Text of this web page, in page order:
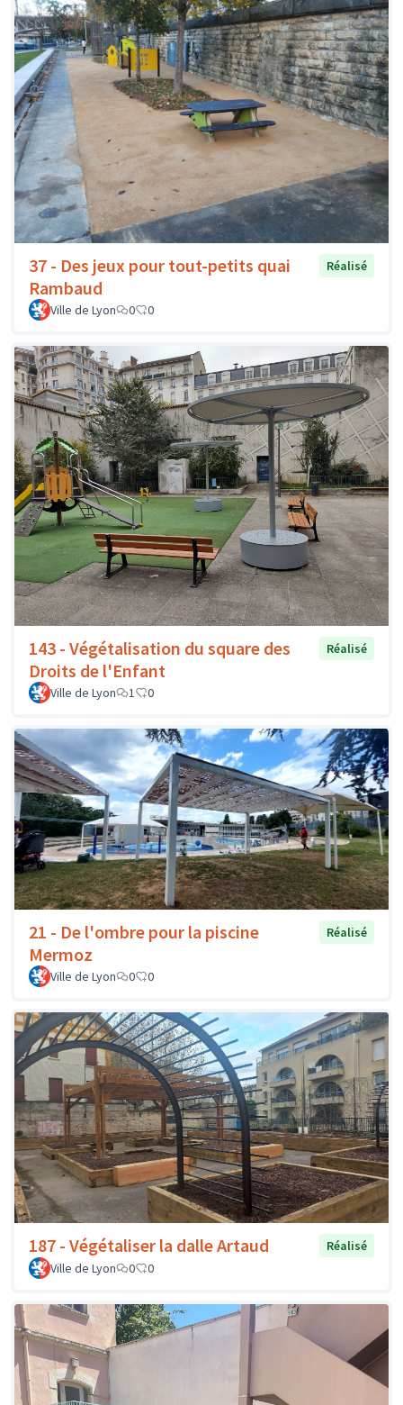
37 - Des jeux pour tout-petits quai
Rambaud
Réalisé
Ville de Lyon 0 0
143 - Végétalisation du square des
Droits de l'Enfant
Réalisé
Ville de Lyon 1 0
21 - De l'ombre pour la piscine
Mermoz
Réalisé
Ville de Lyon 0 0
187 - Végétaliser la dalle Artaud
Réalisé
Ville de Lyon
0 0